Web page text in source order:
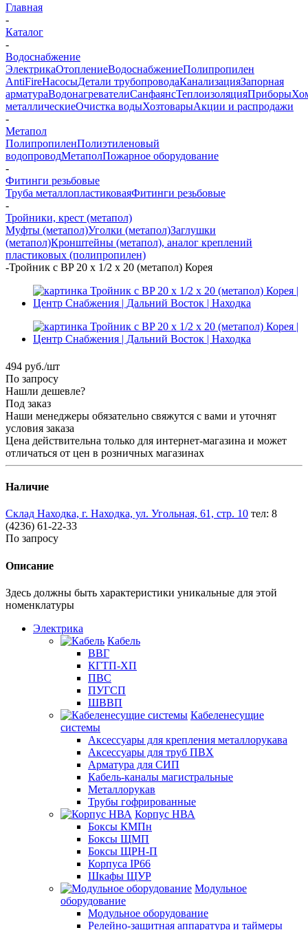
Главная
-
Каталог
-
Водоснабжение
ЭлектрикаОтоплениеВодоснабжениеПолипропилен
AntiFireНасосыДетали трубопроводаКанализацияЗапорная
арматураВодонагревателиСанфаянсТеплоизоляцияПриборы
металлическиеОчистка водыХозтоварыАкции и распродажи
-
Метапол
ПолипропиленПолиэтиленовый
водопроводМетаполПожарное оборудование
-
Фитинги резьбовые
Труба металлопластиковаяФитинги резьбовые
-
Тройники, крест (метапол)
Муфты (метапол)Уголки (метапол)Заглушки
(метапол)Кронштейны (метапол), аналог креплений
пластиковых (полипропилен)
-Тройник с BP 20 х 1/2 х 20 (метапол) Корея
494 руб./шт
По запросу
Нашли дешевле?
Под заказ
Наши менеджеры обязательно свяжутся с вами и уточнят
условия заказа
Цена действительна только для интернет-магазина и может
отличаться от цен в розничных магазинах
Наличие
Склад Находка, г. Находка, ул. Угольная, 61, стр. 10 тел: 8
(4236) 61-22-33
По запросу
Описание
Здесь должны быть характеристики уникальные для этой
номенклатуры
Электрика
Кабель
ВВГ
КГТП-ХП
ПВС
ПУГСП
ШВВП
Кабеленесущие
системы
Аксессуары для крепления металлорукава
Аксессуары для труб ПВХ
Арматура для СИП
Кабель-каналы магистральные
Металлорукав
Трубы гофрированные
Корпус НВА
Боксы КМПн
Боксы ЩМП
Боксы ЩРН-П
Корпуса IP66
Шкафы ЩУР
Модульное
оборудование
Модульное оборудование
Релейно-защитная аппаратура и таймеры